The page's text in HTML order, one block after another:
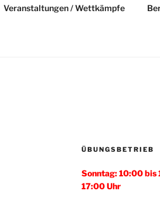
Veranstaltungen / Wettkämpfe
ÜBUNGSBETRIEB
Sonntag: 10:00 bis
17:00 Uhr